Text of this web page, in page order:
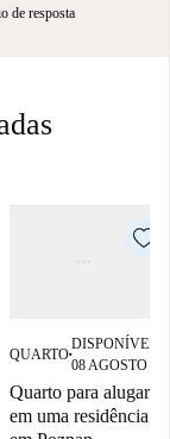
de resposta
QUARTO■
DISPONÍVEL
08 AGOSTO
Quarto para alugar
em uma residência